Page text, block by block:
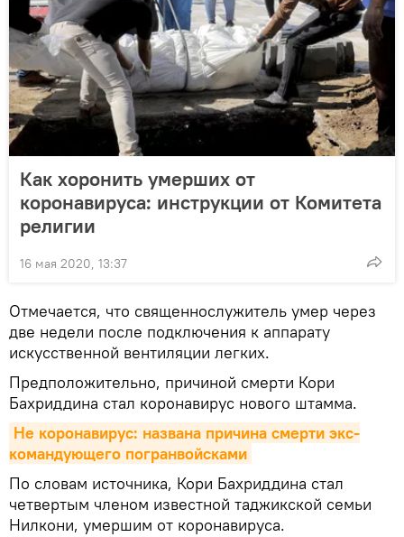
Как хоронить умерших от
коронавируса: инструкции от Комитета
религии
16 мая 2020, 13:37
Отмечается, что священнослужитель умер через
две недели после подключения к аппарату
искусственной вентиляции легких.
Предположительно, причиной смерти Кори
Бахриддина стал коронавирус нового штамма.
Не коронавирус: названа причина смерти экс-
командующего погранвойсками
По словам источника, Кори Бахриддина стал
четвертым членом известной таджикской семьи
Нилкони, умершим от коронавируса.